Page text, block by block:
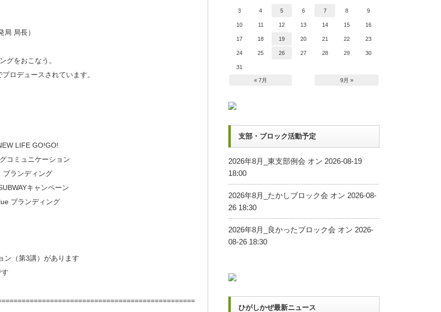
局長）
グをおこなう。
ロデュースされています。
LIFE GO!GO!
ミュニケーション
ランディング
キャンペーン
ブランディング
ン（第3講）があります
3 4 5 6 7 8 9
10 11 12 13 14 15 16
17 18 19 20 21 22 23
24 25 26 27 28 29 30
31
« 7月 9月 »
支部・ブロック活動予定
2026年8月_東支部例会 オン 2026-08-19
18:00
2026年8月_たかしブロック会 オン 2026-08-
26 18:30
2026年8月_良かったブロック会 オン 2026-
08-26 18:30
ひがしかぜ最新ニュース